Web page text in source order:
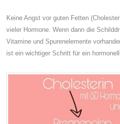
Keine Angst vor guten Fetten
vieler Hormone. Wenn dann die
Vitamine und Spurenelemente
ist ein wichtiger Schritt für ein